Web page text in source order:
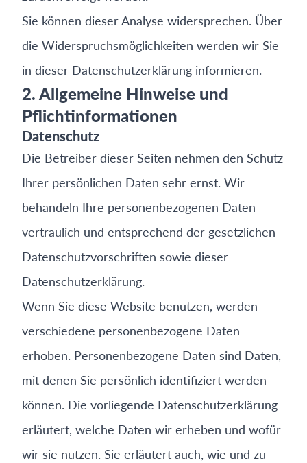
Sie können dieser Analyse widersprechen. Über
die Widerspruchsmöglichkeiten werden wir Sie
in dieser Datenschutzerklärung informieren.
2. Allgemeine Hinweise und
Pflichtinformationen
Datenschutz
Die Betreiber dieser Seiten nehmen den Schutz
Ihrer persönlichen Daten sehr ernst. Wir
behandeln Ihre personenbezogenen Daten
vertraulich und entsprechend der gesetzlichen
Datenschutzvorschriften sowie dieser
Datenschutzerklärung.
Wenn Sie diese Website benutzen, werden
verschiedene personenbezogene Daten
erhoben. Personenbezogene Daten sind Daten,
mit denen Sie persönlich identifiziert werden
können. Die vorliegende Datenschutzerklärung
erläutert, welche Daten wir erheben und wofür
wir sie nutzen. Sie erläutert auch, wie und zu